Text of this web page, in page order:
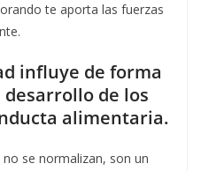
te aporta las fuerzas
influye de forma
de los
alimentaria.
se normalizan, son un